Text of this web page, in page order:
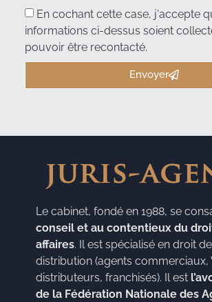
En cochant cette case, j'accepte
informations ci-dessus soient
pouvoir être recontacté.
Envoyer
Le cabinet, fondé en 1988, se
conseil et au contentieux du
affaires. Il est spécialisé en droit
distribution (agents commerciaux,
distributeurs, franchisés). Il est
de la Fédération Nationale des